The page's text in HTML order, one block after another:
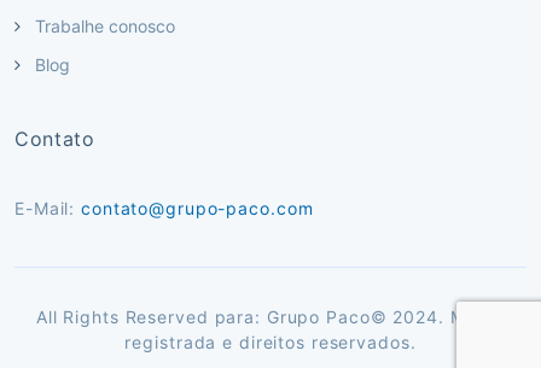
Trabalhe conosco
Blog
Contato
E-Mail: contato@grupo-paco.com
All Rights Reserved para: Grupo Paco© 2024. Marca
registrada e direitos reservados.